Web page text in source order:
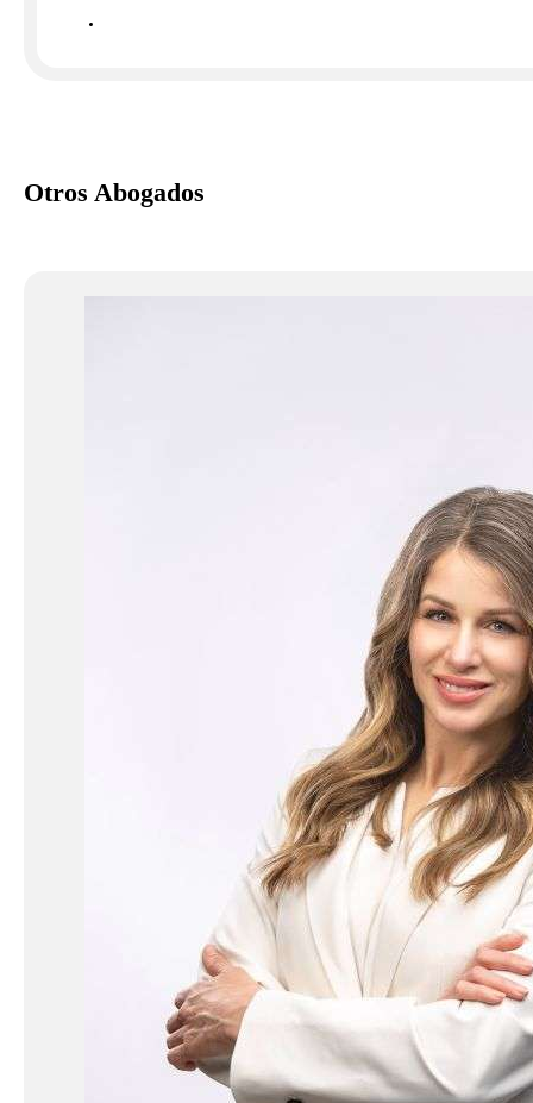
Otros Abogados